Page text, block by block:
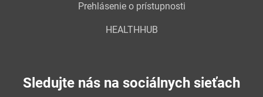
Prehlásenie o prístupnosti
HEALTHHUB
Sledujte nás na sociálnych sieťach